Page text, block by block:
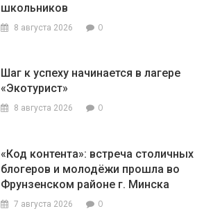
школьников
8 августа 2026 0
Шаг к успеху начинается в лагере
«Экотурист»
8 августа 2026 0
«Код контента»: встреча столичных
блогеров и молодёжи прошла во
Фрунзенском районе г. Минска
7 августа 2026 0